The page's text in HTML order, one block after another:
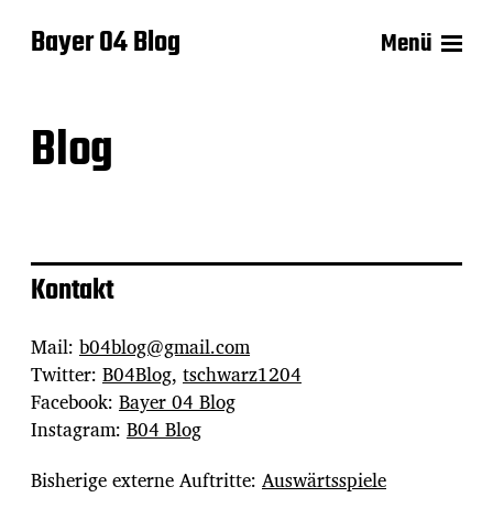
Bayer 04 Blog Menü
Blog
Kontakt
Mail: b04blog@gmail.com
Twitter: B04Blog, tschwarz1204
Facebook: Bayer 04 Blog
Instagram: B04 Blog
Bisherige externe Auftritte: Auswärtsspiele